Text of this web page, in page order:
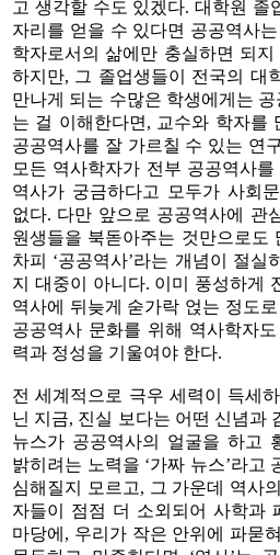
고 생각할 수도 있겠다. 대학원 졸
자리를 얻을 수 있다면 공공역사
학자로서의 삶에만 충실하면 되
하지만, 그 졸업생들이 전국의 대
만나게 되는 수많은 학생에게는
는 걸 이해한다면, 교수와 학자를
공공역사를 잘 가르칠 수 있는 연
모든 역사학자가 전부 공공역사
역사가 궁금하다고 모두가 사회
없다. 다만 앞으로 공공역사에 관
원생들을 북돋아주는 것만으로도
차피 ‘공공역사’라는 개념이 절실
지 대중이 아니다. 이미 풍성하게
역사에 뒤늦게 숟가락 얹는 정도
공공역사 문화를 위해 역사학자
력과 정성을 기울여야 한다.
전 세계적으로 극우 세력이 득세
닌 지금, 진실 보다는 어떤 신념과
뉴스가 공공역사의 얼굴을 하고
밝히려는 노력을 ‘가짜 뉴스’라고
심해질지 모르고, 그 가운데 역사
자들이 점점 더 소외되어 사학과
마당에, 우리가 작은 안위에 파묻